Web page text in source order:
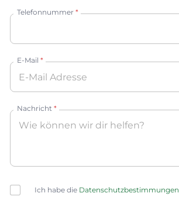
Telefonnummer *
E-Mail *
Nachricht *
C
h
Ich habe die Datenschutzbestimmungen